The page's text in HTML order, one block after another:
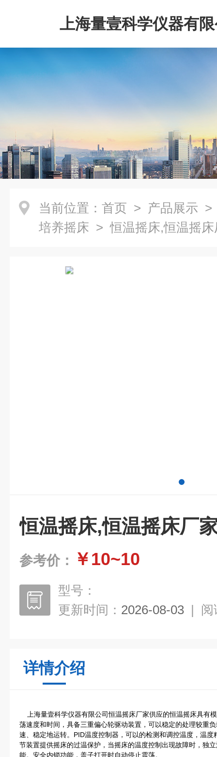
上海量壹科学仪器有
当前位置： 首页 > 产品展示
培养摇床 > 恒温摇床,恒温摇
恒温摇床,恒温摇床厂
参考价： ￥10~10
型号：
更新时间： 2026-08-03 | 阅
详情介绍
上海量壹科学仪器有限公司恒温摇床厂家供应的恒温摇床具有
荡速度和时间，具备三重偏心轮驱动装置，可以稳定的处理较重
速、稳定地运转。PID温度控制器，可以的检测和调控温度，温
节装置提供摇床的过温保护，当摇床的温度控制出现故障时，独
能。安全内锁功能，盖子打开时自动停止震荡。